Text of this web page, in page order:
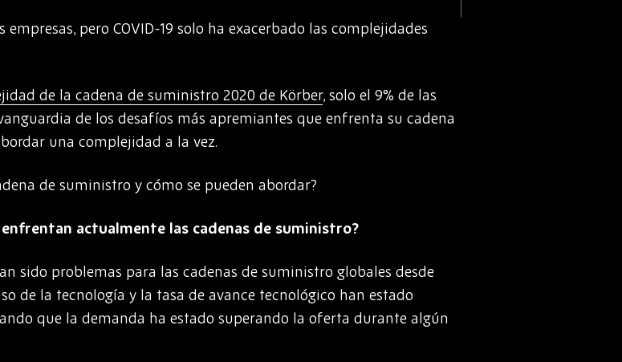
pero COVID-19 solo ha exacerbado las complejidades
de la cadena de suministro 2020 de Körber, solo el 9% de las
de los desafíos más apremiantes que enfrenta su cadena
una complejidad a la vez.
de suministro y cómo se pueden abordar?
enfrentan actualmente las cadenas de suministro?
sido problemas para las cadenas de suministro globales desde
de la tecnología y la tasa de avance tecnológico han estado
que la demanda ha estado superando la oferta durante algún